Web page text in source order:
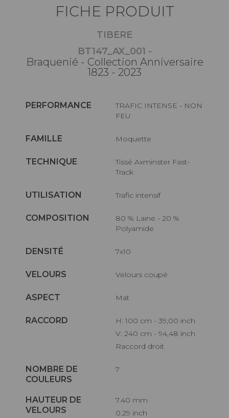
FICHE PRODUIT
TIBERE
BT147_AX_001 -
Braquenié - Collection Anniversaire
1823 - 2023
PERFORMANCE
TRAFIC INTENSE - NON
FEU
FAMILLE Moquette
TECHNIQUE
Tissé Axminster Fast-
Track
UTILISATION Trafic intensif
COMPOSITION
80 % Laine - 20 %
Polyamide
DENSITÉ 7x10
VELOURS Velours coupé
ASPECT Mat
RACCORD
H: 100 cm - 39,00 inch
V: 240 cm - 94,48 inch
Raccord droit
NOMBRE DE
COULEURS
7
HAUTEUR DE
VELOURS
7.40 mm
0.29 inch